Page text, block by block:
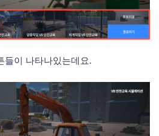
들이 나타나있는데요.